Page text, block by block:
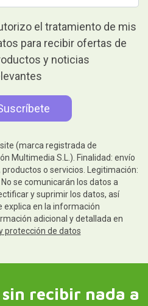
el tratamiento de mis
para recibir ofertas de
y noticias
(marca registrada de
Multimedia S.L.). Finalidad: envío
o servicios. Legitimación:
se comunicarán los datos a
y suprimir los datos, así
explica en la información
adicional y detallada en
protección de datos
recibir nada a